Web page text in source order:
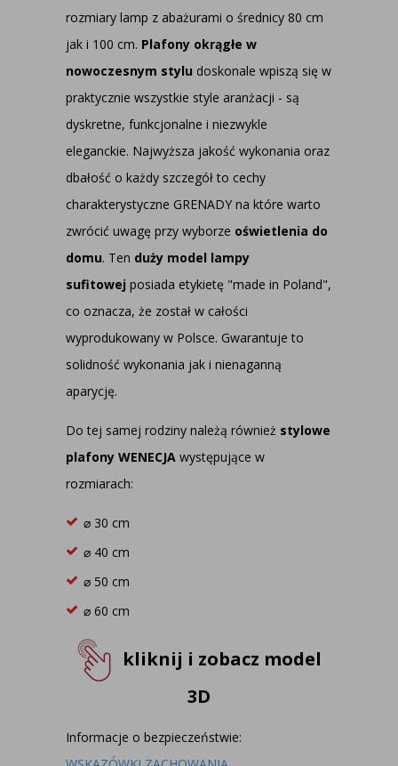
rozmiary lamp z abażurami o średnicy 80 cm
jak i 100 cm. Plafony okrągłe w
nowoczesnym stylu doskonale wpiszą się w
praktycznie wszystkie style aranżacji - są
dyskretne, funkcjonalne i niezwykle
eleganckie. Najwyższa jakość wykonania oraz
dbałość o każdy szczegół to cechy
charakterystyczne GRENADY na które warto
zwrócić uwagę przy wyborze oświetlenia do
domu. Ten duży model lampy
sufitowej posiada etykietę "made in Poland",
co oznacza, że został w całości
wyprodukowany w Polsce. Gwarantuje to
solidność wykonania jak i nienaganną
aparycję.
Do tej samej rodziny należą również stylowe
plafony WENECJA występujące w
rozmiarach:
⌀ 30 cm
⌀ 40 cm
⌀ 50 cm
⌀ 60 cm
kliknij i zobacz model
3D
Informacje o bezpieczeństwie: